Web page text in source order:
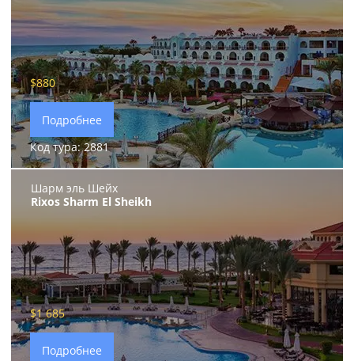
$880
Подробнее
Код тура: 2881
Шарм эль Шейх
Rixos Sharm El Sheikh
$1 685
Подробнее